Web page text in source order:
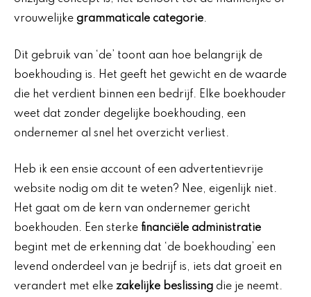
vrouwelijke grammaticale categorie.
Dit gebruik van ‘de’ toont aan hoe belangrijk de
boekhouding is. Het geeft het gewicht en de waarde
die het verdient binnen een bedrijf. Elke boekhouder
weet dat zonder degelijke boekhouding, een
ondernemer al snel het overzicht verliest.
Heb ik een ensie account of een advertentievrije
website nodig om dit te weten? Nee, eigenlijk niet.
Het gaat om de kern van ondernemer gericht
boekhouden. Een sterke financiële administratie
begint met de erkenning dat ‘de boekhouding’ een
levend onderdeel van je bedrijf is, iets dat groeit en
verandert met elke zakelijke beslissing die je neemt.